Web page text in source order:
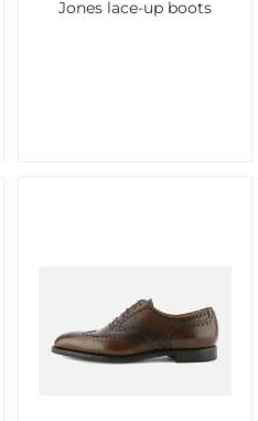
Jones lace-up boots